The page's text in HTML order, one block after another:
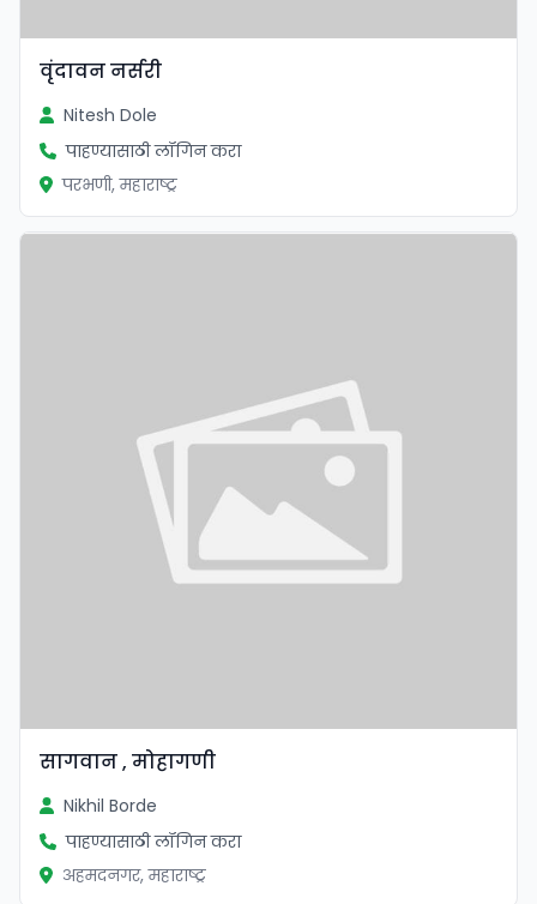
वृंदावन नर्सरी
Nitesh Dole
पाहण्यासाठी लॉगिन करा
परभणी, महाराष्ट्र
सागवान , मोहागणी
Nikhil Borde
पाहण्यासाठी लॉगिन करा
अहमदनगर, महाराष्ट्र